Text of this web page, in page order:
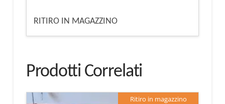
RITIRO IN MAGAZZINO
Prodotti Correlati
Ritiro in magazzino